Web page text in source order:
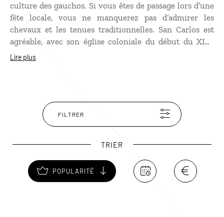
culture des gauchos. Si vous êtes de passage lors d’une
fête locale, vous ne manquerez pas d’admirer les
chevaux et les tenues traditionnelles. San Carlos est
agréable, avec son église coloniale du début du XIXe
siècle et un musée des civilisations préhispaniques,
Lire plus
FILTRER
TRIER
POPULARITÉ